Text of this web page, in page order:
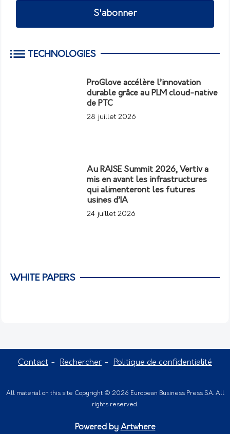
S'abonner
TECHNOLOGIES
ProGlove accélère l’innovation
durable grâce au PLM cloud-native
de PTC
28 juillet 2026
Au RAISE Summit 2026, Vertiv a
mis en avant les infrastructures
qui alimenteront les futures
usines d’IA
24 juillet 2026
WHITE PAPERS
Contact Rechercher Politique de confidentialité
All material on this site Copyright © 2026 European Business Press SA. All
rights reserved.
Powered by Artwhere